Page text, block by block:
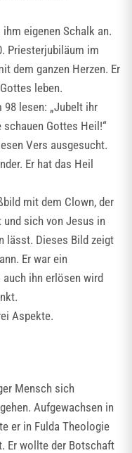
eigenen Schalk an.
Priesterjubiläum im
dem ganzen Herzen. Er
leben.
98 lesen: „Jubelt ihr
schauen Gottes Heil!“
Vers ausgesucht.
Er hat das Heil
mit dem Clown, der
sich von Jesus in
lässt. Dieses Bild zeigt
Er war ein
ihn erlösen wird
Aspekte.
Mensch sich
Aufgewachsen in
er in Fulda Theologie
Er wollte der Botschaft